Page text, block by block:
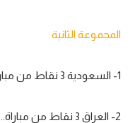
المجموعة الثانية
1- السعودية 3 نقاط من مباراة.. فارق أهداف +1
2- العراق 3 نقاط من مباراة.. فارق أهداف +1